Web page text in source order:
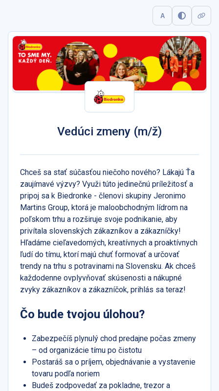
A
Vedúci zmeny (m/ž)
Chceš sa stať súčasťou niečoho nového? Lákajú Ťa
zaujímavé výzvy? Využi túto jedinečnú príležitosť a
pripoj sa k Biedronke - členovi skupiny Jeronimo
Martins Group, ktorá je maloobchodným lídrom na
poľskom trhu a rozširuje svoje podnikanie, aby
privítala slovenských zákazníkov a zákazníčky!
Hľadáme cieľavedomých, kreatívnych a proaktívnych
ľudí do tímu, ktorí majú chuť formovať a určovať
trendy na trhu s potravinami na Slovensku. Ak chceš
každodenne ovplyvňovať skúsenosti a nákupné
zvyky zákazníkov a zákazníčok, prihlás sa teraz!
Čo bude tvojou úlohou?
Zabezpečíš plynulý chod predajne počas zmeny
– od organizácie tímu po čistotu
Postaráš sa o príjem, objednávanie a vystavenie
tovaru podľa noriem
Budeš zodpovedať za pokladne, trezor a